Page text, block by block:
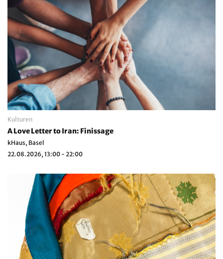
Kulturen
A Love Letter to Iran: Finissage
kHaus, Basel
22.08.2026, 13:00 - 22:00